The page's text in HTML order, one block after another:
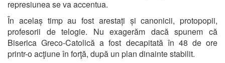
represiunea se va accentua.
În acelaș timp au fost arestați și canonicii, protopopii,
profesorii de telogie. Nu exagerăm dacă spunem că
Biserica Greco-Catolică a fost decapitată în 48 de ore
printr-o acţiune în forţă, după un plan dinainte stabilit.